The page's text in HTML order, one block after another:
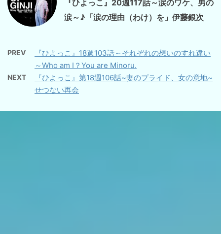
『ひよっこ』20週117話～涙のワケ、男の
涙～♪「涙の理由（わけ）を」伊藤銀次
PREV
『ひよっこ』18週103話～それぞれの想いのすれ違い
～Who am I？You are Minoru.
NEXT
『ひよっこ』第18週106話~妻のプライド、女の意地~
せつない再会